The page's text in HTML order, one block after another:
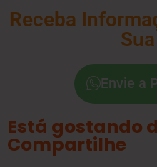
Receba
Envie a
Está gostando
Compartilhe